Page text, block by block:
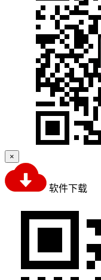
×
软件下载